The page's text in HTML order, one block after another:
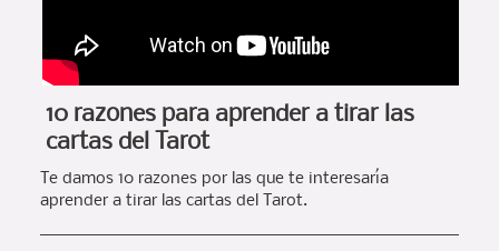
10 razones para aprender a tirar las
cartas del Tarot
Te damos 10 razones por las que te interesaría
aprender a tirar las cartas del Tarot.